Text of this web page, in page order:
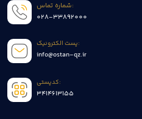
شماره تماس:
028-33892000
پست الکترونیک:
info@ostan-qz.ir
کدپستی:
3414613155